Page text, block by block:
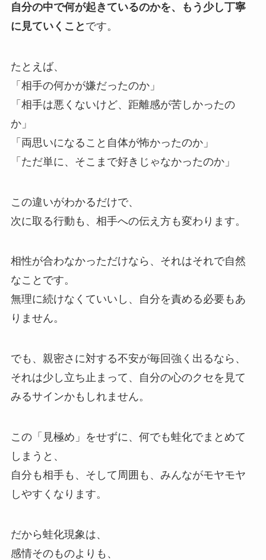
自分の中で何が起きているのかを、もう少し丁寧
に見ていくこと です。
たとえば、
「相手の何かが嫌だったのか」
「相手は悪くないけど、距離感が苦しかったの
か」
「両思いになること自体が怖かったのか」
「ただ単に、そこまで好きじゃなかったのか」
この違いがわかるだけで、
次に取る行動も、相手への伝え方も変わります。
相性が合わなかっただけなら、それはそれで自然
なことです。
無理に続けなくていいし、自分を責める必要もあ
りません。
でも、親密さに対する不安が毎回強く出るなら、
それは少し立ち止まって、自分の心のクセを見て
みるサインかもしれません。
この「見極め」をせずに、何でも蛙化でまとめて
しまうと、
自分も相手も、そして周囲も、みんながモヤモヤ
しやすくなります。
だから蛙化現象は、
感情そのものよりも、